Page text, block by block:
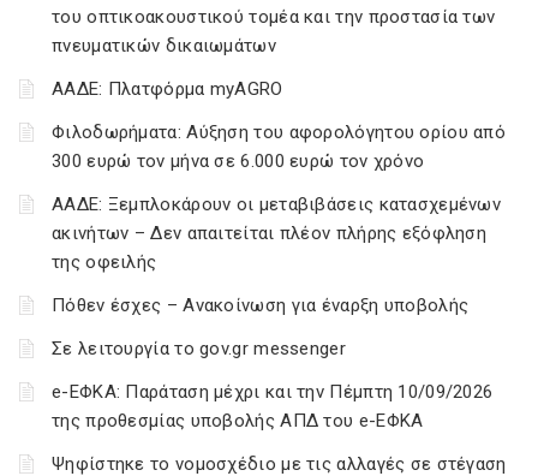
του οπτικοακουστικού τομέα και την προστασία των
πνευματικών δικαιωμάτων
ΑΑΔΕ: Πλατφόρμα myAGRO
Φιλοδωρήματα: Αύξηση του αφορολόγητου ορίου από
300 ευρώ τον μήνα σε 6.000 ευρώ τον χρόνο
ΑΑΔΕ: Ξεμπλοκάρουν οι μεταβιβάσεις κατασχεμένων
ακινήτων – Δεν απαιτείται πλέον πλήρης εξόφληση
της οφειλής
Πόθεν έσχες – Ανακοίνωση για έναρξη υποβολής
Σε λειτουργία το gov.gr messenger
e-ΕΦΚΑ: Παράταση μέχρι και την Πέμπτη 10/09/2026
της προθεσμίας υποβολής ΑΠΔ του e-ΕΦΚΑ
Ψηφίστηκε το νομοσχέδιο με τις αλλαγές σε στέγαση